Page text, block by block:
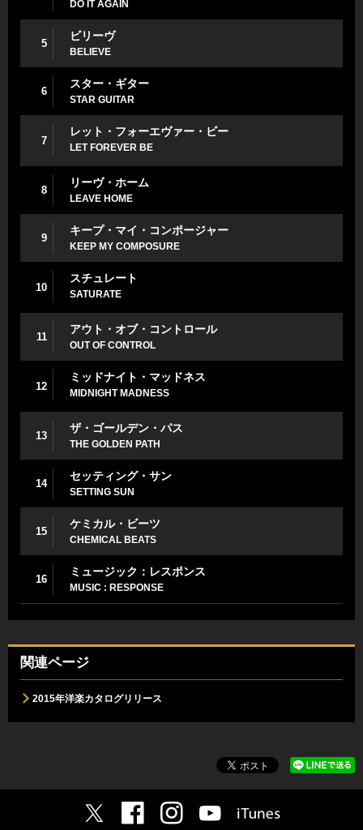
DO IT AGAIN
5
ビリーヴ
BELIEVE
6
スター・ギター
STAR GUITAR
7
レット・フォーエヴァー・ビー
LET FOREVER BE
8
リーヴ・ホーム
LEAVE HOME
9
キープ・マイ・コンポージャー
KEEP MY COMPOSURE
10
スチュレート
SATURATE
11
アウト・オブ・コントロール
OUT OF CONTROL
12
ミッドナイト・マッドネス
MIDNIGHT MADNESS
13
ザ・ゴールデン・パス
THE GOLDEN PATH
14
セッティング・サン
SETTING SUN
15
ケミカル・ビーツ
CHEMICAL BEATS
16
ミュージック：レスポンス
MUSIC : RESPONSE
関連ページ
2015年洋楽カタログリリース